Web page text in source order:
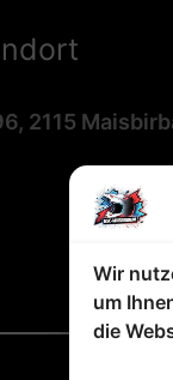
Wir
um
die
2115